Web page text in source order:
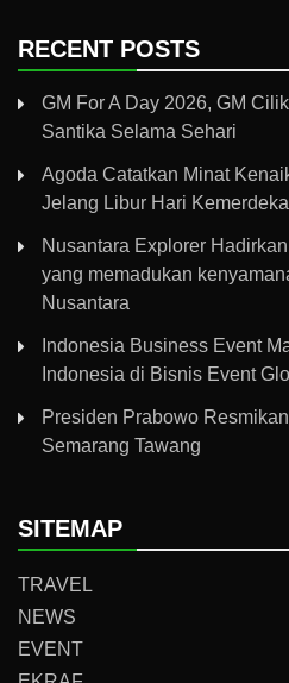
RECENT POSTS
GM For A Day 2026, GM
Santika Selama Sehari
Agoda Catatkan Minat
Jelang Libur Hari
Nusantara Explorer
yang memadukan
Nusantara
Indonesia Business Event
Indonesia di Bisnis Event
Presiden Prabowo
Semarang Tawang
SITEMAP
TRAVEL
NEWS
EVENT